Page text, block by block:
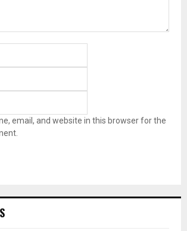
email, and website in this browser for the